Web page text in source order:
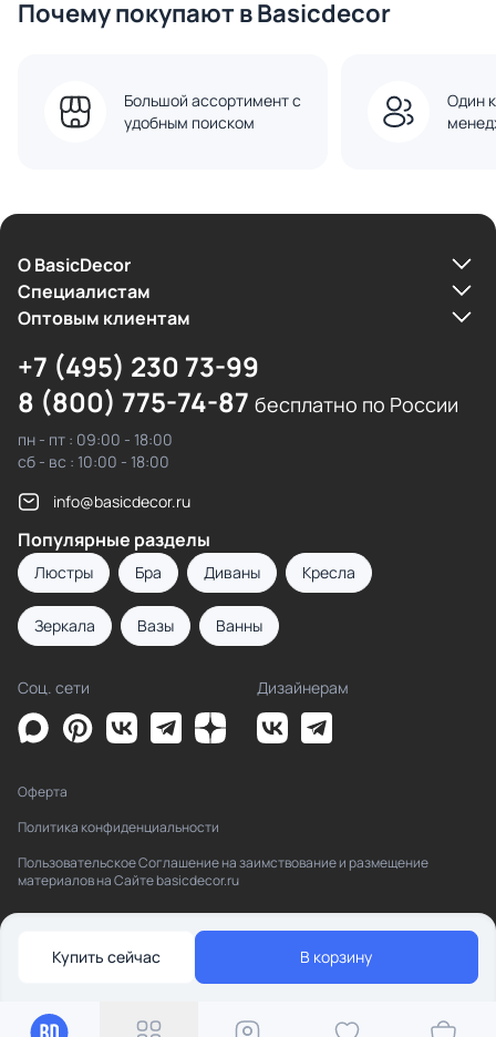
Почему покупают в Basicdecor
Большой ассортимент с
удобным поиском
Один
Купить сейчас В корзину
О BasicDecor
Cпециалистам
Оптовым клиентам
+7 (495) 230 73-99
8 (800) 775-74-87 бесплатно по России
пн - пт : 09:00 - 18:00
сб - вс : 10:00 - 18:00
info@basicdecor.ru
Популярные разделы
Люстры Бра Диваны Кресла
Зеркала Вазы Ванны
Соц. сети Дизайнерам
Оферта
Политика конфиденциальности
Пользовательское Соглашение на заимствование и размещение
материалов на Сайте basicdecor.ru